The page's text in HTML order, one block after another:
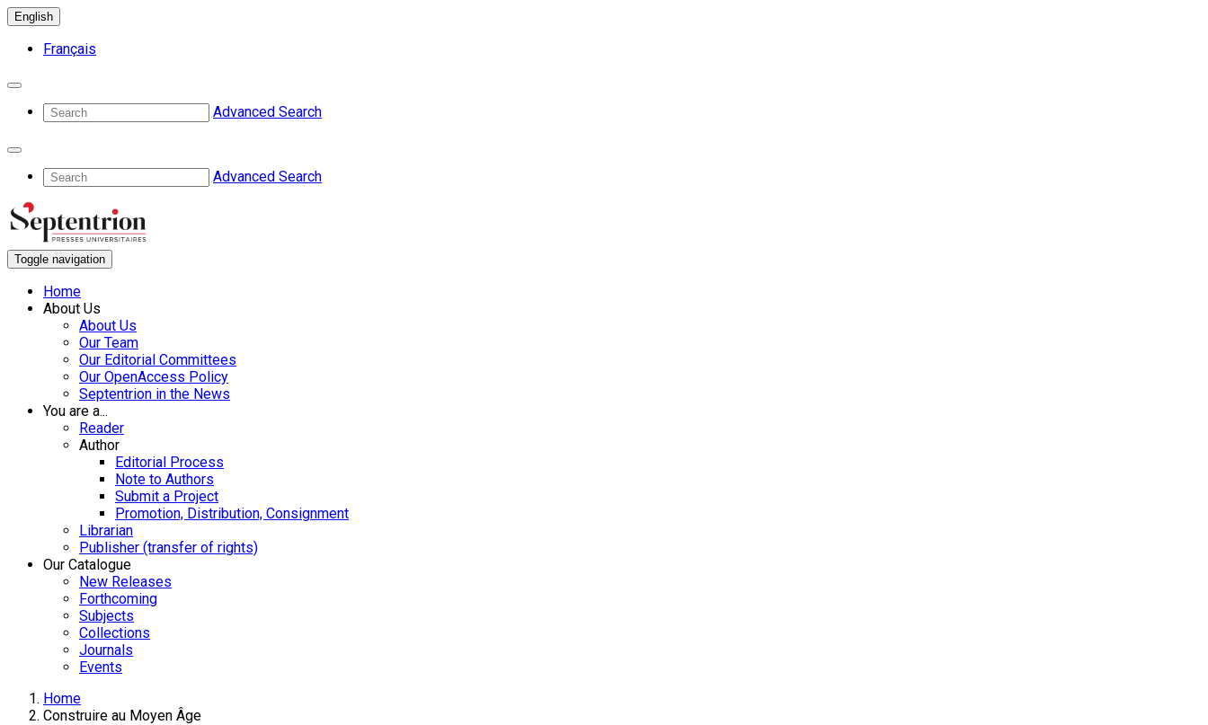
English
Français
Advanced Search
Advanced Search
Toggle navigation
Home
About Us
About Us
Our Team
Our Editorial Committees
Our OpenAccess Policy
Septentrion in the News
You are a...
Reader
Author
Editorial Process
Note to Authors
Submit a Project
Promotion, Distribution, Consignment
Librarian
Publisher (transfer of rights)
Our Catalogue
New Releases
Forthcoming
Subjects
Collections
Journals
Events
Home
Construire au Moyen Âge